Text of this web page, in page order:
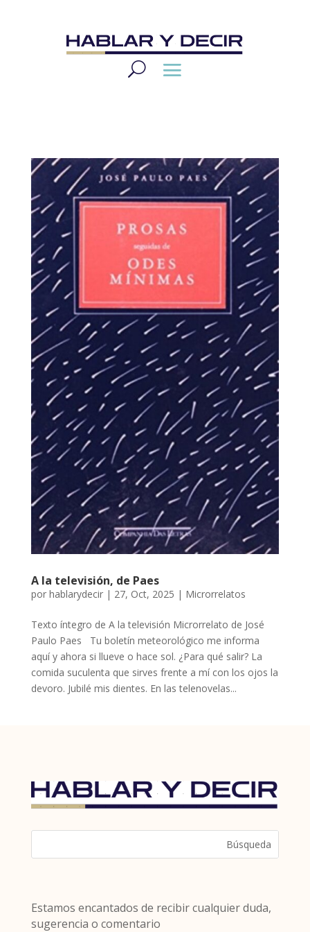
A la televisión, de Paes
por hablarydecir| 27, Oct, 2025 | Microrrelatos
Texto íntegro de A la televisión Microrrelato de José
Paulo Paes Tu boletín meteorológico me informa
aquí y ahora si llueve o hace sol. ¿Para qué salir? La
comida suculenta que sirves frente a mí con los ojos la
devoro. Jubilé mis dientes. En las telenovelas...
Estamos encantados de recibir cualquier duda,
sugerencia o comentario